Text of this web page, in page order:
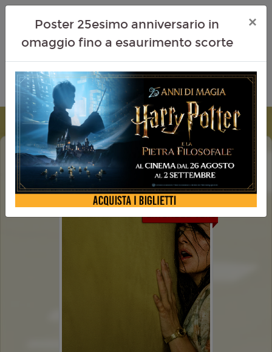
BACKROOMS EVERYTHING MUST GO
EDITION
Poster 25esimo anniversario in
omaggio fino a esaurimento scorte
×